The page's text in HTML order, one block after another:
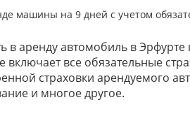
машины на 9 дней с учетом
в аренду автомобиль в
включает все обязательные
страховки арендуемого
и многое другое.